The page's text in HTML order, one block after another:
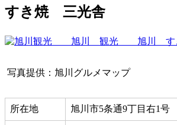
すき焼 三光舎
写真提供：旭川グルメマップ
所在地 旭川市5条通9丁目右1号